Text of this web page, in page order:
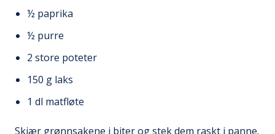
½ paprika
½ purre
2 store poteter
150 g laks
1 dl matfløte
Skjær grønnsakene i biter og stek dem raskt i panne.